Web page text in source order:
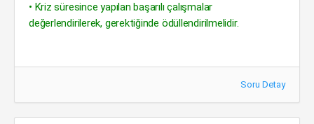
• Kriz süresince yapılan başarılı çalışmalar
değerlendirilerek, gerektiğinde ödüllendirilmelidir.
Soru Detay